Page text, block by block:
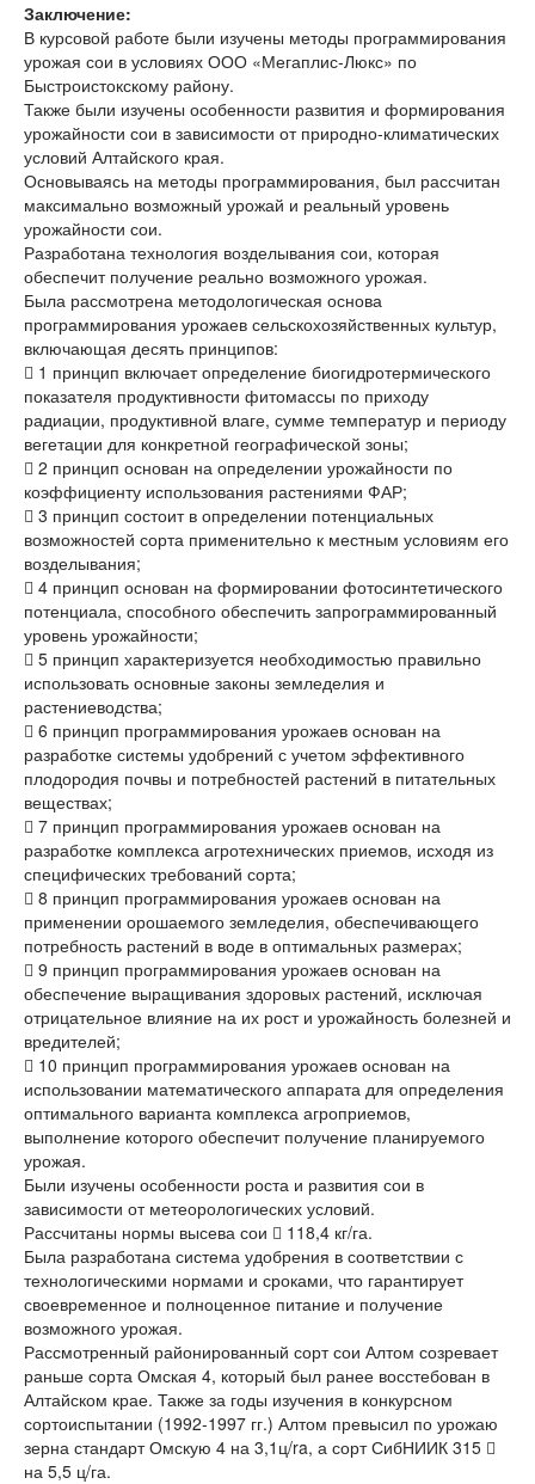
Заключение:
В курсовой работе были изучены методы программирования
урожая сои в условиях ООО «Мегаплис-Люкс» по
Быстроистокскому району.
Также были изучены особенности развития и формирования
урожайности сои в зависимости от природно-климатических
условий Алтайского края.
Основываясь на методы программирования, был рассчитан
максимально возможный урожай и реальный уровень
урожайности сои.
Разработана технология возделывания сои, которая
обеспечит получение реально возможного урожая.
Была рассмотрена методологическая основа
программирования урожаев сельскохозяйственных культур,
включающая десять принципов:
 1 принцип включает определение биогидротермического
показателя продуктивности фитомассы по приходу
радиации, продуктивной влаге, сумме температур и периоду
вегетации для конкретной географической зоны;
 2 принцип основан на определении урожайности по
коэффициенту использования растениями ФАР;
 3 принцип состоит в определении потенциальных
возможностей сорта применительно к местным условиям его
возделывания;
 4 принцип основан на формировании фотосинтетического
потенциала, способного обеспечить запрограммированный
уровень урожайности;
 5 принцип характеризуется необходимостью правильно
использовать основные законы земледелия и
растениеводства;
 6 принцип программирования урожаев основан на
разработке системы удобрений с учетом эффективного
плодородия почвы и потребностей растений в питательных
веществах;
 7 принцип программирования урожаев основан на
разработке комплекса агротехнических приемов, исходя из
специфических требований сорта;
 8 принцип программирования урожаев основан на
применении орошаемого земледелия, обеспечивающего
потребность растений в воде в оптимальных размерах;
 9 принцип программирования урожаев основан на
обеспечение выращивания здоровых растений, исключая
отрицательное влияние на их рост и урожайность болезней и
вредителей;
 10 принцип программирования урожаев основан на
использовании математического аппарата для определения
оптимального варианта комплекса агроприемов,
выполнение которого обеспечит получение планируемого
урожая.
Были изучены особенности роста и развития сои в
зависимости от метеорологических условий.
Рассчитаны нормы высева сои  118,4 кг/га.
Была разработана система удобрения в соответствии с
технологическими нормами и сроками, что гарантирует
своевременное и полноценное питание и получение
возможного урожая.
Рассмотренный районированный сорт сои Алтом созревает
раньше сорта Омская 4, который был ранее восстебован в
Алтайском крае. Также за годы изучения в конкурсном
сортоиспытании (1992-1997 гг.) Алтом превысил по урожаю
зерна стандарт Омскую 4 на 3,1ц/ra, а сорт СибНИИК 315 
на 5,5 ц/га.